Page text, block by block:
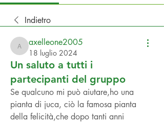
Indietro
axelleone2005
axelleone2005
18 luglio 2024
Un saluto a tutti i
partecipanti del gruppo
Se qualcuno mi può aiutare,ho una
pianta di juca, ciò la famosa pianta
della felicità,che dopo tanti anni